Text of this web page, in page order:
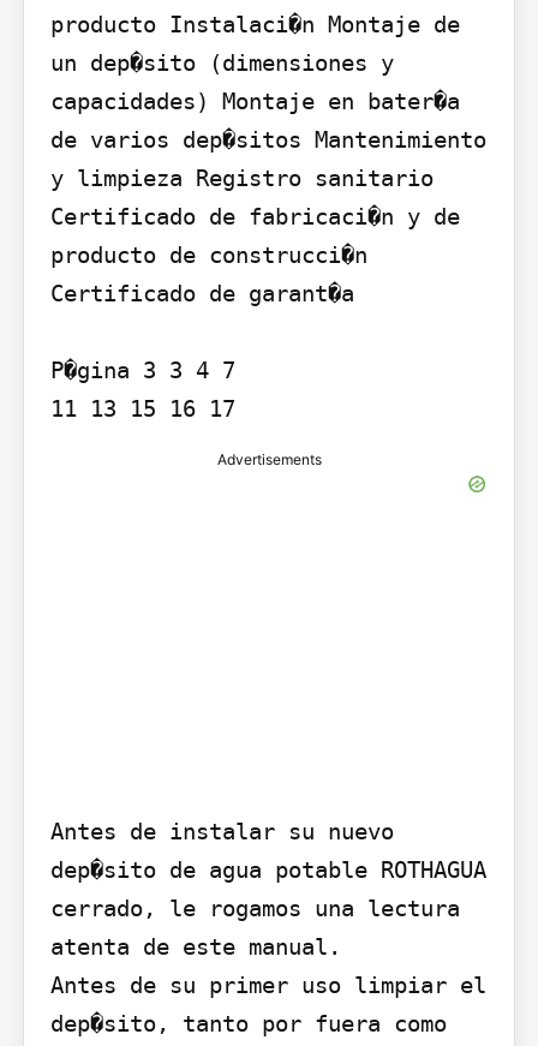
producto Instalaci�n Montaje de
un dep�sito (dimensiones y
capacidades) Montaje en bater�a
de varios dep�sitos Mantenimiento
y limpieza Registro sanitario
Certificado de fabricaci�n y de
producto de construcci�n
Certificado de garant�a
P�gina 3 3 4 7
11 13 15 16 17
Advertisements
Antes de instalar su nuevo
dep�sito de agua potable ROTHAGUA
cerrado, le rogamos una lectura
atenta de este manual.
Antes de su primer uso limpiar el
dep�sito, tanto por fuera como